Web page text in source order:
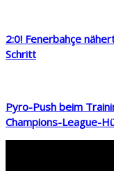
2:0! Fenerbahçe
Schritt
Pyro-Push beim
Champions-League-